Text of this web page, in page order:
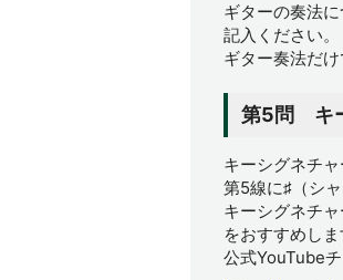
ギターの奏法
記入ください。
ギター奏法だ
第5問 キ
キーシグネチ
第5線に♯（シ
キーシグネチ
をおすすめしま
公式YouTube